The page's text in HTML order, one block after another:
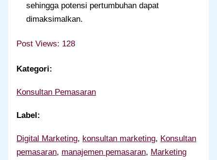
sehingga potensi pertumbuhan dapat
dimaksimalkan.
Post Views: 128
Kategori:
Konsultan Pemasaran
Label:
Digital Marketing, konsultan marketing, Konsultan
pemasaran, manajemen pemasaran, Marketing